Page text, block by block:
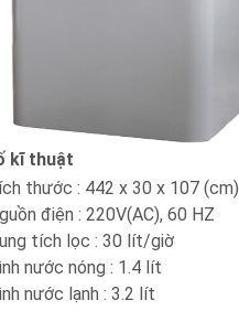
kĩ thuật
thước : 442 x 30 x 107 (cm)
điện : 220V(AC), 60 HZ
tích lọc : 30 lít/giờ
nước nóng : 1.4 lít
nước lạnh : 3.2 lít